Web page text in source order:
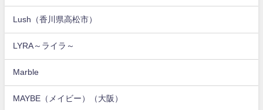
Lush（香川県高松市）
LYRA～ライラ～
Marble
MAYBE（メイビー）（大阪）